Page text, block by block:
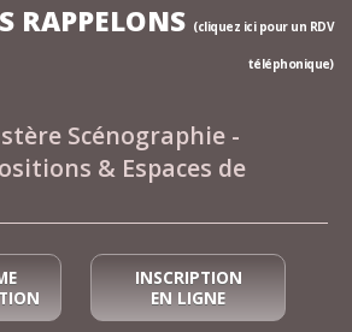
RAPPELONS (cliquez ici pour un RDV
téléphonique)
Scénographie -
& Espaces de
INSCRIPTION
EN LIGNE